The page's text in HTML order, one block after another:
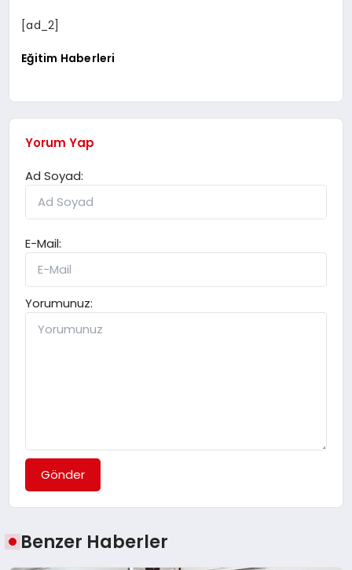
[ad_2]
Eğitim Haberleri
Yorum Yap
Ad Soyad:
E-Mail:
Yorumunuz:
Gönder
Benzer Haberler